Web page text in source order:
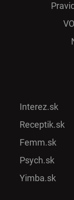
Interez.sk
Receptik.sk
Femm.sk
Psych.sk
Yimba.sk